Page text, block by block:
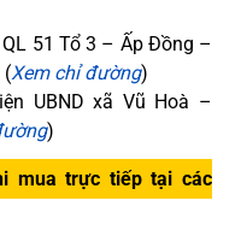
51 Tổ 3 – Ấp Đồng –
(Xem chỉ đường)
UBND xã Vũ Hoà –
)
mua trực tiếp tại các